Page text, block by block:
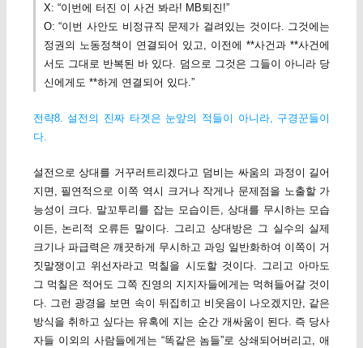
X: “이번에 터진 이 사건 봐라! MB퇴진!”
O: “이번 사안도 비정규직 문제가 걸려있는 것이다. 그것에는
정권의 노동정책이 연결되어 있고, 이전에 **사건과 **사건에
서도 그대로 반복된 바 있다. 덤으로 그것은 그들이 아니라 당
신에게도 **하게 연결되어 있다.”
전략8. 설전의 진짜 타겟은 눈앞의 적들이 아니라, 구경꾼들이
다.
설전으로 상대를 거꾸러트리겠다고 덤비는 싸움의 과정이 길어
지면, 필연적으로 이쪽 역시 크거나 작게나 문제점을 노출할 가
능성이 크다. 말꼬투리를 잡는 모습이든, 상대를 무시하는 모습
이든, 논리적 오류든 말이다. 그리고 상대방은 그 실수의 실제
크기나 파급력은 깨끗하게 무시하고 과잉 일반화하여 이쪽이 거
짓말쟁이고 위선자라고 먹칠을 시도할 것이다. 그리고 아마도
그 먹칠은 적어도 그쪽 진영의 지지자들에게는 먹혀들어갈 것이
다. 그런 광경을 보면 속이 뒤집히고 비웃음이 나오겠지만, 같은
방식을 취하고 싶다는 유혹에 지는 순간 개싸움이 된다. 즉 당사
자들 이외의 사람들에게는 “똑같은 놈들”로 상쇄되어버리고, 애